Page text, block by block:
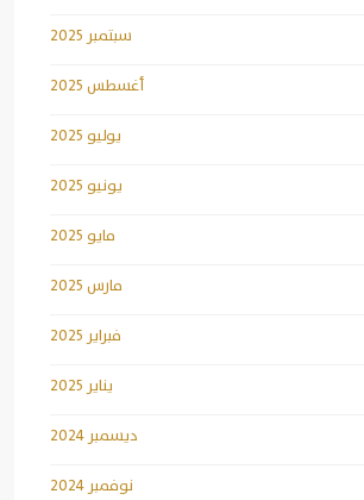
سبتمبر 2025
أغسطس 2025
يوليو 2025
يونيو 2025
مايو 2025
مارس 2025
فبراير 2025
يناير 2025
ديسمبر 2024
نوفمبر 2024